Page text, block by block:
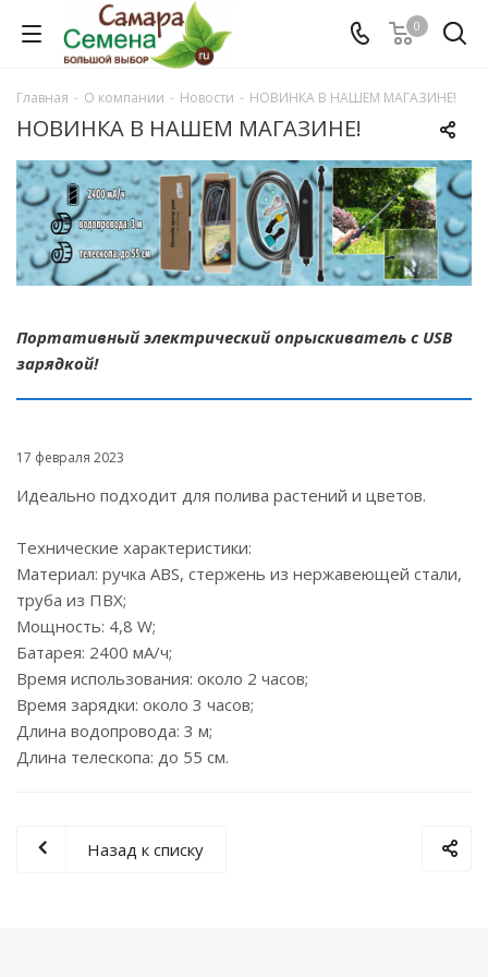
0
Главная - О компании - Новости - НОВИНКА В НАШЕМ МАГАЗИНЕ!
НОВИНКА В НАШЕМ МАГАЗИНЕ!
Портативный электрический опрыскиватель с USB
зарядкой!
17 февраля 2023
Идеально подходит для полива растений и цветов.
Технические характеристики:
Материал: ручка ABS, стержень из нержавеющей стали,
труба из ПВХ;
Мощность: 4,8 W;
Батарея: 2400 мА/ч;
Время использования: около 2 часов;
Время зарядки: около 3 часов;
Длина водопровода: 3 м;
Длина телескопа: до 55 см.
Назад к списку